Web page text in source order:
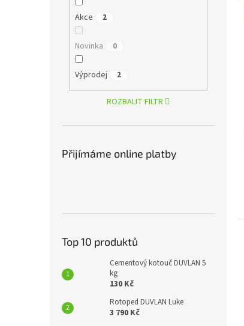
Akce 2
Novinka 0
Výprodej 2
ROZBALIT FILTR
Přijímáme online platby
Top 10 produktů
Cementový kotouč DUVLAN 5
kg
130 Kč
Rotoped DUVLAN Luke
3 790 Kč